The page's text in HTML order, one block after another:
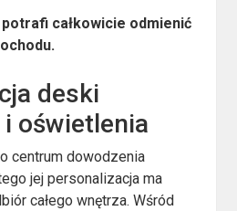
całkowicie odmienić
deski
oświetlenia
centrum dowodzenia
jej personalizacja ma
całego wnętrza. Wśród